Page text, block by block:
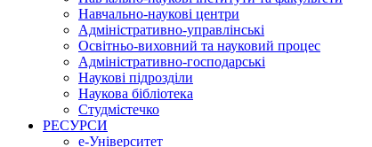
Навчально-наукові центри
Адміністративно-управлінські
Освітньо-виховний та науковий процес
Адміністративно-господарські
Наукові підрозділи
Наукова бібліотека
Студмістечко
РЕСУРСИ
е-Університет